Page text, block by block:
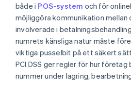
både i POS-system och för
möjliggöra kommunikation mellan
involverade i
numrets känsliga natur måste
viktiga pusselbit på ett säkert
PCI DSS ger regler för hur företag
nummer under lagring,